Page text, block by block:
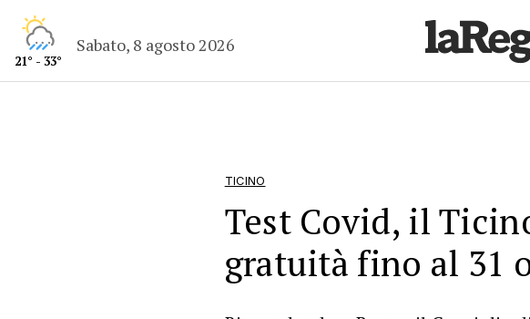
21° - 33°
Sabato, 8 agosto 2026
TICINO
Test Covid, il
gratuità fino al 31